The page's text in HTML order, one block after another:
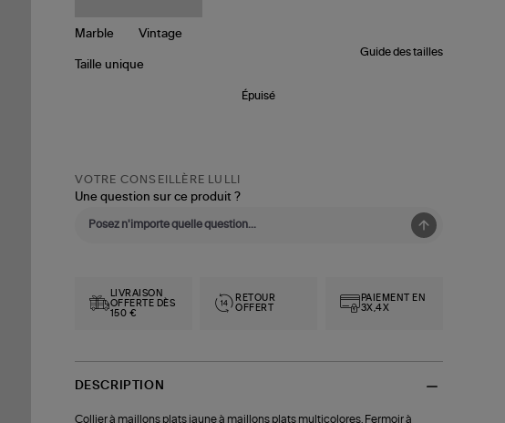
Guide des tailles
Taille unique
Épuisé
VOTRE CONSEILLÈRE LULLI
Une question sur ce produit ?
LIVRAISON
OFFERTE DÈS
150 €
RETOUR
OFFERT
PAIEMENT EN
3X,4X
DESCRIPTION
Collier à maillons plats jaune à maillons plats multicolores. Fermoir à